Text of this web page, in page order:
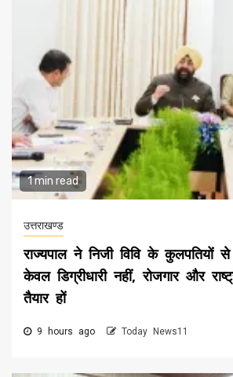
1 min read
उत्तराखण्ड
राज्यपाल ने निजी विवि के कुलपतियों
केवल डिग्रीधारी नहीं, रोजगार और
तैयार हों
9 hours ago Today News11